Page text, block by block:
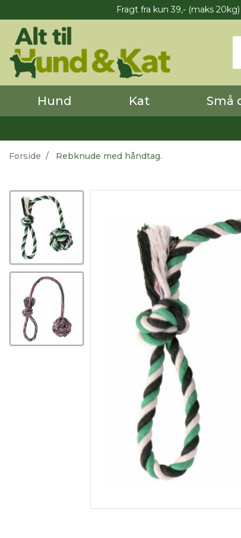
Fragt fra kun 39,- (maks 20kg)
Hund Kat Små
Forside Rebknude med håndtag.